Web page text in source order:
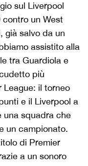
sul Liverpool
contro un West
già salvo da un
assistito alla
tra Guardiola e
più
League: il torneo
e il Liverpool a
una squadra che
un campionato.
di Premier
a un sonoro